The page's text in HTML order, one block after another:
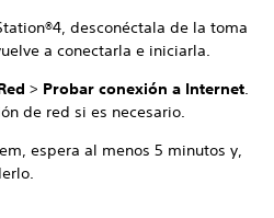
desconéctala de la toma
a conectarla e iniciarla.
> Probar conexión a Internet.
de red si es necesario.
espera al menos 5 minutos y,